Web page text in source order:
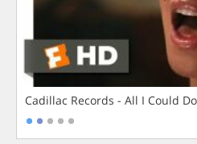
Cadillac Records - All I Could